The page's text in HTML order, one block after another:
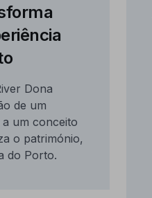
Dona
de um
um conceito
o património,
do Porto.